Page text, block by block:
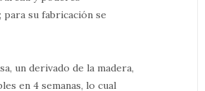
su fabricación se
un derivado de la madera,
en 4 semanas, lo cual